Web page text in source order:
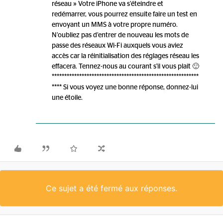
réseau » Votre iPhone va s’éteindre et
redémarrer, vous pourrez ensuite faire un test en
envoyant un MMS à votre propre numéro.
N’oubliez pas d’entrer de nouveau les mots de
passe des réseaux Wi-Fi auxquels vous aviez
accès car la réinitialisation des réglages réseau les
effacera. Tennez-nous au courant s'il vous plait 🙂
***********************************************************
**** Si vous voyez une bonne réponse, donnez-lui
une étoile.
Ce sujet a été fermé aux réponses.